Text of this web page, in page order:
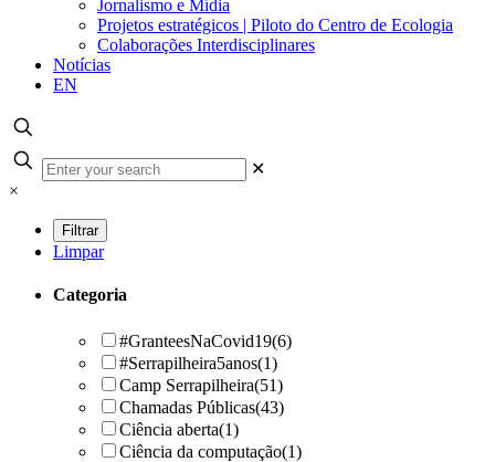
Jornalismo e Mídia
Projetos estratégicos | Piloto do Centro de Ecologia
Colaborações Interdisciplinares
Notícias
EN
✕
×
Limpar
Categoria
#GranteesNaCovid19(6)
#Serrapilheira5anos(1)
Camp Serrapilheira(51)
Chamadas Públicas(43)
Ciência aberta(1)
Ciência da computação(1)